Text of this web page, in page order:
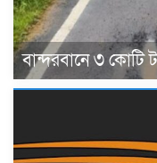
বান্দরবানে ৩ কোটি